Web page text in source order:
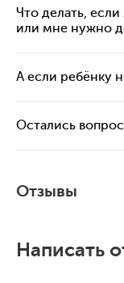
Что делать,
или мне нужно
А если ребёнку
Остались
Отзывы
Написать